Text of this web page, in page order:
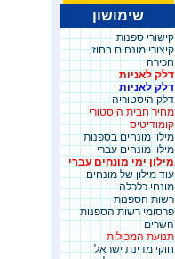
שימושון
קישורי ספנות
קיצורי מונחים בחוזי
חכירה
דלק לאניות
דלק לאניות
דלק היסטוריה
מחיר חבית היסטורי
קומודיטיס
מילון מונחים בספנות
מילון מונחים עברי
מילון ימי מונחים עברי
עוד מילון של מונחים
מונחי כלכלה
רשות הספנות
פרסומי רשות הספנות
השרים
תנועת המכולות
חוקי מדינת ישראל